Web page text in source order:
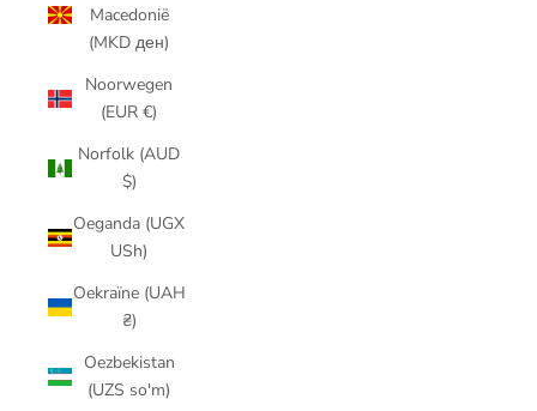
Macedonië
(MKD ден)
Noorwegen
(EUR €)
Norfolk (AUD
$)
Oeganda (UGX
USh)
Oekraïne (UAH
₴)
Oezbekistan
(UZS so'm)